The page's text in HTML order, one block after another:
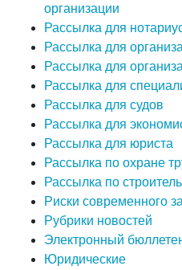
организации
Рассылка для
Рассылка для
Рассылка для
Рассылка для
Рассылка для судов
Рассылка для
Рассылка для юриста
Рассылка по охране
Рассылка по
Риски современного
Рубрики новостей
Электронный
Юридические